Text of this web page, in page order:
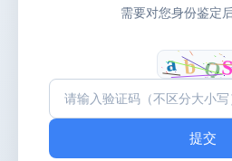
需要对您身份鉴定
提交